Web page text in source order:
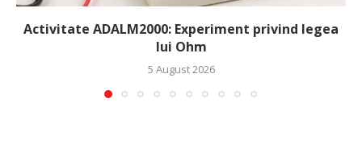
Activitate ADALM2000: Experiment privind legea
lui Ohm
5 August 2026